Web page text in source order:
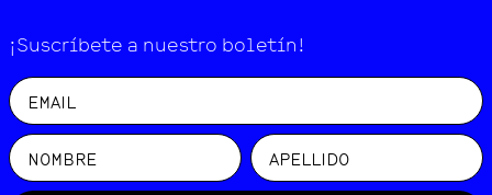
¡Suscríbete a nuestro boletín!